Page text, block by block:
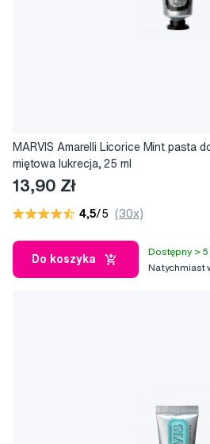
MARVIS Amarelli Licorice Mint pasta
miętowa lukrecja, 25 ml
13,90 Zł
4,5/5 (30x)
Do koszyka
Dostępny >
Natychmiast